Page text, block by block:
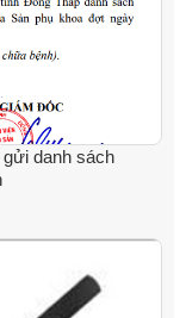
danh sách